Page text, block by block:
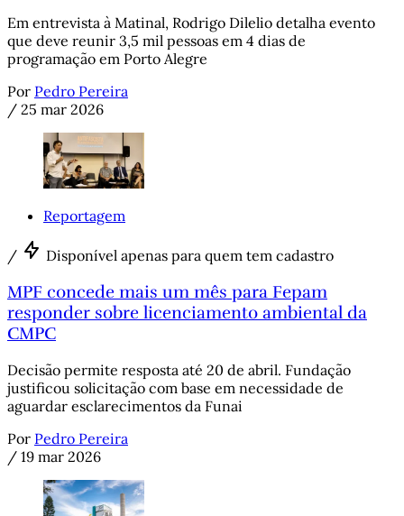
Em entrevista à Matinal, Rodrigo Dilelio detalha evento
que deve reunir 3,5 mil pessoas em 4 dias de
programação em Porto Alegre
Por Pedro Pereira
/ 25 mar 2026
Reportagem
/ Disponível apenas para quem tem cadastro
MPF concede mais um mês para Fepam
responder sobre licenciamento ambiental da
CMPC
Decisão permite resposta até 20 de abril. Fundação
justificou solicitação com base em necessidade de
aguardar esclarecimentos da Funai
Por Pedro Pereira
/ 19 mar 2026